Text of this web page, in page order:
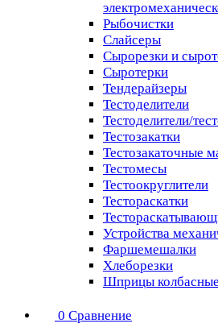
Рыбочистки
Слайсеры
Сырорезки и
Сыротерки
Тендерайзеры
Тестоделители
Тестоделители/
Тестозакатки
Тестозакаточные
Тестомесы
Тестоокруглители
Тестораскатки
Устройства
Фаршемешалки
Хлеборезки
Шприцы колбасные
0 Сравнение